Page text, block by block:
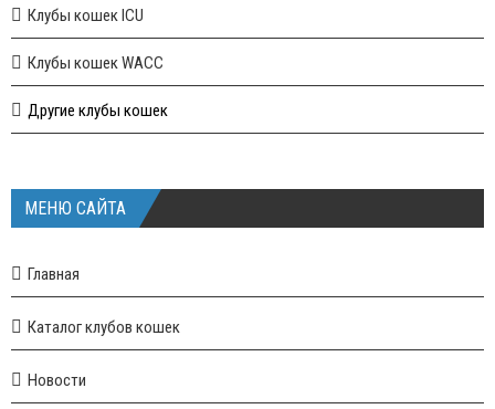
Клубы кошек ICU
Клубы кошек WACC
Другие клубы кошек
МЕНЮ САЙТА
Главная
Каталог клубов кошек
Новости